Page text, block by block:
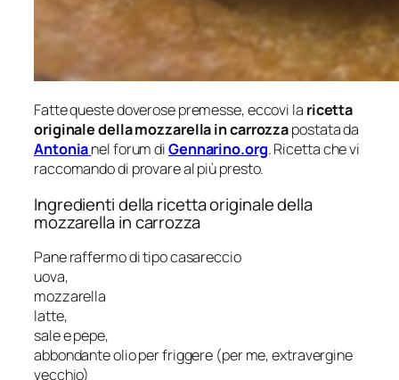
Fatte queste doverose premesse, eccovi la ricetta
originale della mozzarella in carrozzapostata da
Antonianel forum diGennarino.org. Ricetta che vi
raccomando di provare al più presto.
Ingredienti della ricetta originale della
mozzarella in carrozza
Pane raffermo di tipo casareccio
uova,
mozzarella
latte,
sale e pepe,
abbondante olio per friggere (per me, extravergine
vecchio)